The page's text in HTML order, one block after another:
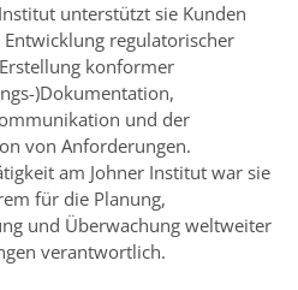
unterstützt sie Kunden
Entwicklung regulatorischer
konformer
)Dokumentation,
und der
von Anforderungen.
am Johner Institut war sie
für die Planung,
und Überwachung weltweiter
verantwortlich.